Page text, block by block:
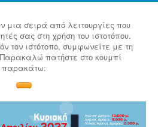
μια σειρά από λειτουργίες που
σας στη χρήση του ιστοτόπου.
τον ιστότοπο, συμφωνείτε με τη
πατήστε στο κουμπί
παρακάτω: